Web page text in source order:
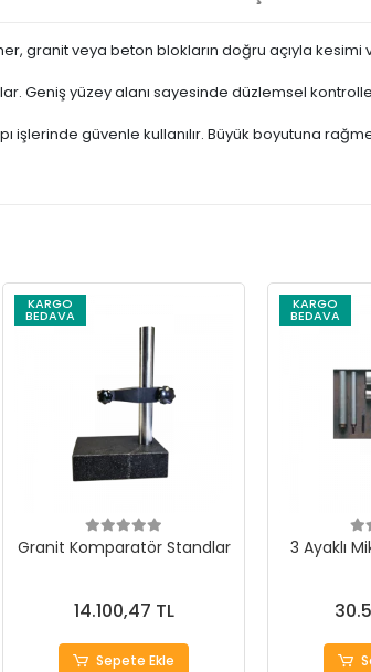
granit veya beton blokların doğru açıyla kesimi
Geniş yüzey alanı sayesinde düzlemsel
işlerinde güvenle kullanılır. Büyük boyutuna
KARGO
BEDAVA
Granit Komparatör Standlar
14.100,47 TL
Sepete Ekle
KARGO
BEDAVA
3 Ayaklı